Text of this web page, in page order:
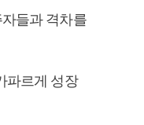
들과 격차를
파르게 성장